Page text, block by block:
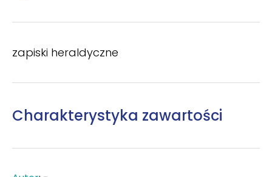
zapiski heraldyczne
Charakterystyka zawartości